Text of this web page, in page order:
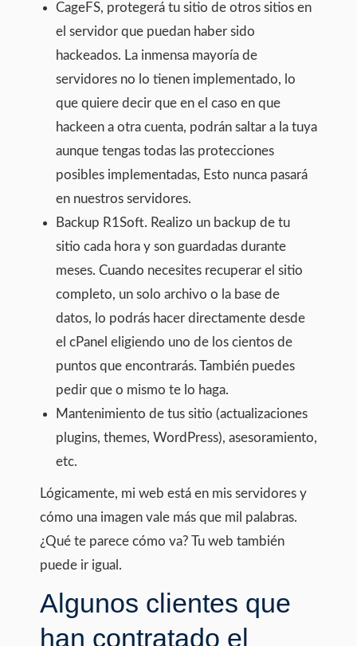
CageFS, protegerá tu sitio de otros sitios en
el servidor que puedan haber sido
hackeados. La inmensa mayoría de
servidores no lo tienen implementado, lo
que quiere decir que en el caso en que
hackeen a otra cuenta, podrán saltar a la tuya
aunque tengas todas las protecciones
posibles implementadas, Esto nunca pasará
en nuestros servidores.
Backup R1Soft. Realizo un backup de tu
sitio cada hora y son guardadas durante
meses. Cuando necesites recuperar el sitio
completo, un solo archivo o la base de
datos, lo podrás hacer directamente desde
el cPanel eligiendo uno de los cientos de
puntos que encontrarás. También puedes
pedir que o mismo te lo haga.
Mantenimiento de tus sitio (actualizaciones
plugins, themes, WordPress), asesoramiento,
etc.
Lógicamente, mi web está en mis servidores y
cómo una imagen vale más que mil palabras.
¿Qué te parece cómo va? Tu web también
puede ir igual.
Algunos clientes que
han contratado el